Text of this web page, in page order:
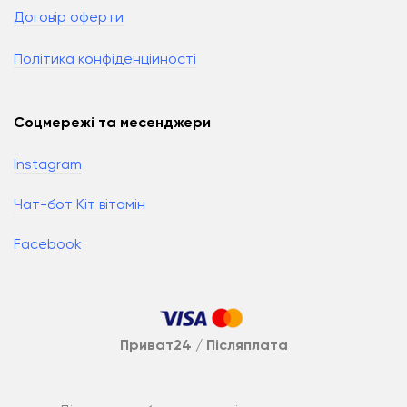
Договір оферти
Політика конфіденційності
Соцмережі та месенджери
Instagram
Чат-бот Кіт вітамін
Facebook
Приват24 / Післяплата